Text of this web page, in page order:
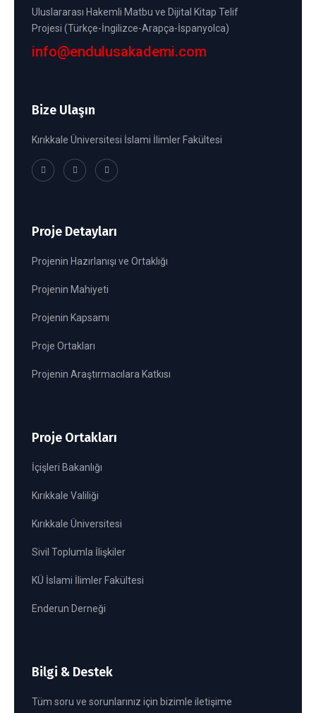
Uluslararası Hakemli Matbu ve Dijital Kitap Telif
Projesi (Türkçe-İngilizce-Arapça-İspanyolca)
info@endulusakademi.com
Bize Ulaşın
Kırıkkale Üniversitesi İslami İlimler Fakültesi
Proje Detayları
Projenin Hazırlanışı ve Ortaklığı
Projenin Mahiyeti
Projenin Kapsamı
Proje Ortakları
Projenin Araştırmacılara Katkısı
Proje Ortakları
İçişleri Bakanlığı
Kırıkkale Valiliği
Kırıkkale Üniversitesi
Sivil Toplumla İlişkiler
KÜ İslami İlimler Fakültesi
Enderun Derneği
Bilgi & Destek
Tüm soru ve sorunlarınız için bizimle iletişime